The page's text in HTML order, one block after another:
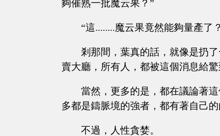
夠催熟一批魔云果？”
“這........魔云果竟然能夠量產了
剎那間，葉真的話，就像是扔
賣大廳，所有人，都被這個消息給
當然，更多的是，都在議論著
多都是鑄脈境的強者，都有著自己
不過，人性貪婪。